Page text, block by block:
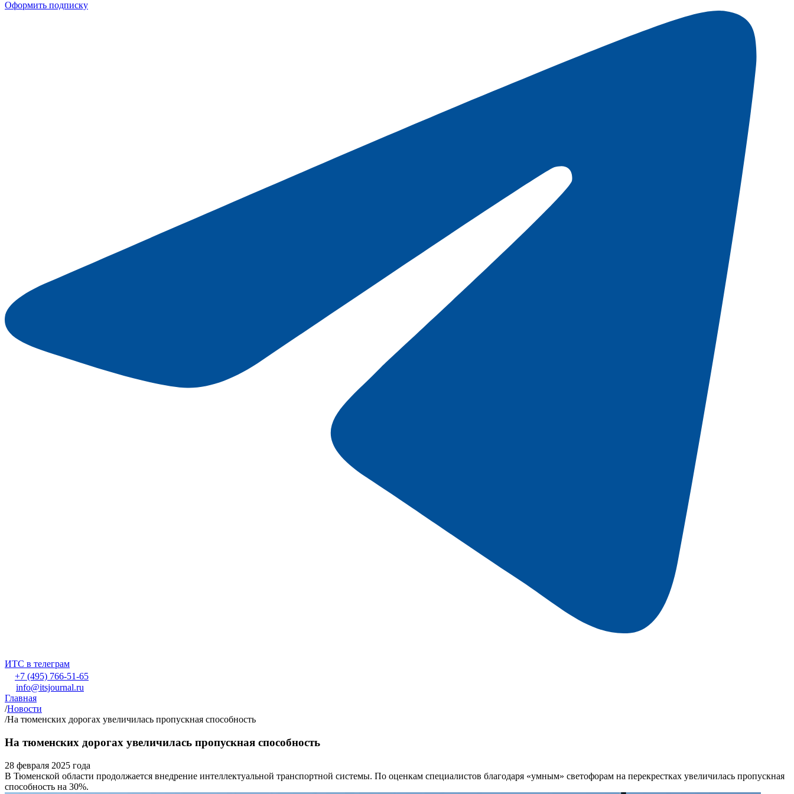
Оформить подписку
ИТС в телеграм
+7 (495) 766-51-65
info@itsjournal.ru
Главная
/Новости
/На тюменских дорогах увеличилась пропускная способность
На тюменских дорогах увеличилась пропускная способность
28 февраля 2025 года
В Тюменской области продолжается внедрение интеллектуальной транспортной системы. По оценкам специалистов благодаря «умным» светофорам на перекрестках увеличилась пропускная
способность на 30%.